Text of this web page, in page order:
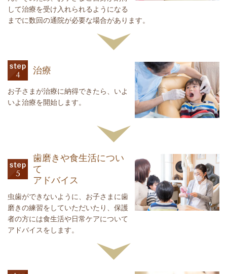
して治療を受け入れられるようになる
までに数回の通院が必要な場合があります。
治療
お子さまが治療に納得できたら、いよ
いよ治療を開始します。
歯磨きや食生活につい
て
アドバイス
虫歯ができないように、お子さまに歯
磨きの練習をしていただいたり、保護
者の方には食生活や日常ケアについて
アドバイスをします。